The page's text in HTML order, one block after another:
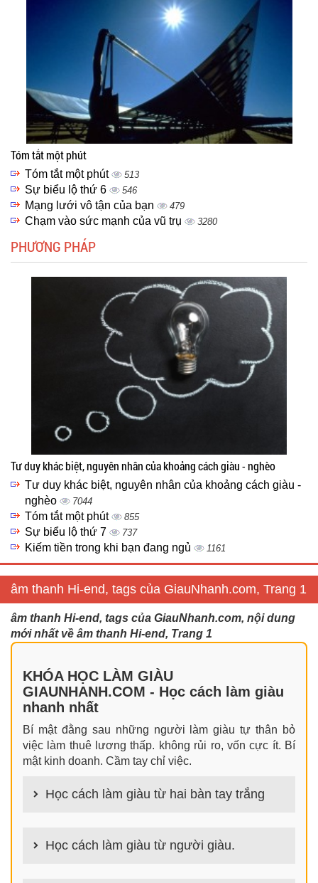
Tóm tắt một phút
Tóm tắt một phút 513
Sự biểu lộ thứ 6 546
Mạng lưới vô tận của bạn 479
Chạm vào sức mạnh của vũ trụ 3280
PHƯƠNG PHÁP
Tư duy khác biệt, nguyên nhân của khoảng cách giàu - nghèo
Tư duy khác biệt, nguyên nhân của khoảng cách giàu -
nghèo
7044
Tóm tắt một phút 855
Sự biểu lộ thứ 7 737
Kiếm tiền trong khi bạn đang ngủ 1161
âm thanh Hi-end, tags của GiauNhanh.com, Trang 1
âm thanh Hi-end, tags của GiauNhanh.com, nội dung
mới nhất về âm thanh Hi-end, Trang 1
KHÓA HỌC LÀM GIÀU
GIAUNHANH.COM - Học cách làm giàu
nhanh nhất
Bí mật đằng sau những người làm giàu tự thân bỏ
việc làm thuê lương thấp. không rủi ro, vốn cực ít. Bí
mật kinh doanh. Cầm tay chỉ việc.
Học cách làm giàu từ hai bàn tay trắng
nhưng hiệu quả bất ngờ. Bạn có thể thành công ngay
cả khi không có gì trong tay.
Học cách làm giàu từ người giàu.